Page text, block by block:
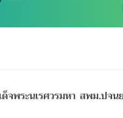
พระนเรศวรมหา สพม.ปจน